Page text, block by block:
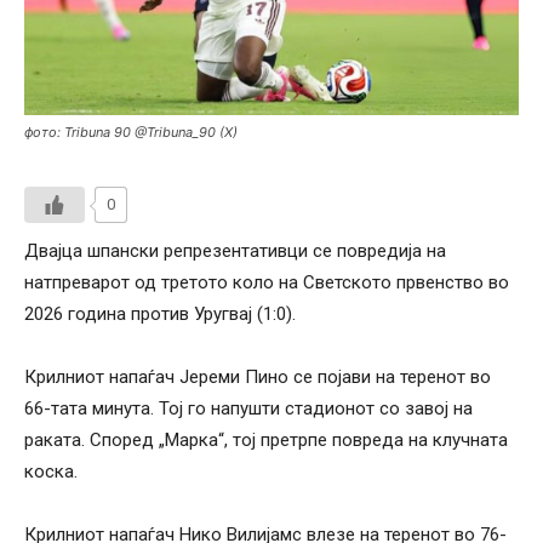
фото: Tribuna 90 @Tribuna_90 (X)
0
Двајца шпански репрезентативци се повредија на
натпреварот од третото коло на Светското првенство во
2026 година против Уругвај (1:0).
Крилниот напаѓач Јереми Пино се појави на теренот во
66-тата минута. Тој го напушти стадионот со завој на
раката. Според „Марка“, тој претрпе повреда на клучната
коска.
Крилниот напаѓач Нико Вилијамс влезе на теренот во 76-